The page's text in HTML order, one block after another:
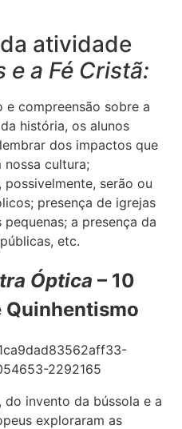
atividade
e a Fé Cristã:
e compreensão sobre a
história, os alunos
dos impactos que
nossa cultura;
serão ou
presença de igrejas
a presença da
etc.
Óptica– 10
Quinhentismo
invento da bússola e a
exploraram as